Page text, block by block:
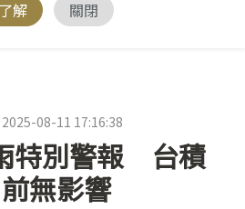
解
關閉
2025-08-11 17:16:38
特別警報 台積
無影響